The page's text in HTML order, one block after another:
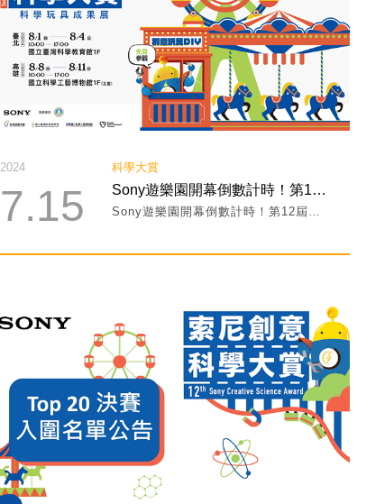
2024
7.15
科學大賞
Sony遊樂園開幕倒數計時！第12屆科學玩具成果展暑假免費限定展出!
Sony遊樂園開幕倒數計時！第12屆科學玩具成果展暑假免費限定展出!